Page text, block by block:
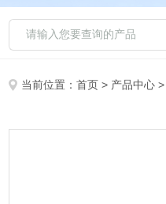
当前位置：首页 > 产品中心 >